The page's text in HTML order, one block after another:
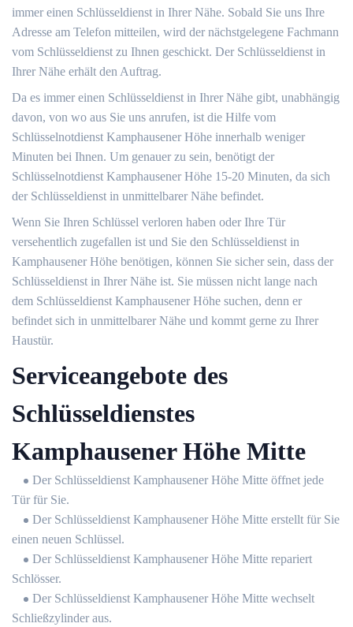
immer einen Schlüsseldienst in Ihrer Nähe. Sobald Sie uns Ihre
Adresse am Telefon mitteilen, wird der nächstgelegene Fachmann
vom Schlüsseldienst zu Ihnen geschickt. Der Schlüsseldienst in
Ihrer Nähe erhält den Auftrag.
Da es immer einen Schlüsseldienst in Ihrer Nähe gibt, unabhängig
davon, von wo aus Sie uns anrufen, ist die Hilfe vom
Schlüsselnotdienst Kamphausener Höhe innerhalb weniger
Minuten bei Ihnen. Um genauer zu sein, benötigt der
Schlüsselnotdienst Kamphausener Höhe 15-20 Minuten, da sich
der Schlüsseldienst in unmittelbarer Nähe befindet.
Wenn Sie Ihren Schlüssel verloren haben oder Ihre Tür
versehentlich zugefallen ist und Sie den Schlüsseldienst in
Kamphausener Höhe benötigen, können Sie sicher sein, dass der
Schlüsseldienst in Ihrer Nähe ist. Sie müssen nicht lange nach
dem Schlüsseldienst Kamphausener Höhe suchen, denn er
befindet sich in unmittelbarer Nähe und kommt gerne zu Ihrer
Haustür.
Serviceangebote des
Schlüsseldienstes
Kamphausener Höhe Mitte
Der Schlüsseldienst Kamphausener Höhe Mitte öffnet jede
Tür für Sie.
Der Schlüsseldienst Kamphausener Höhe Mitte erstellt für Sie
einen neuen Schlüssel.
Der Schlüsseldienst Kamphausener Höhe Mitte repariert
Schlösser.
Der Schlüsseldienst Kamphausener Höhe Mitte wechselt
Schließzylinder aus.